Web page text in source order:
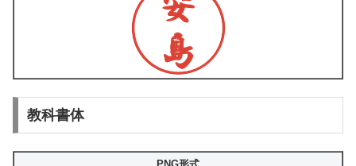
教科書体